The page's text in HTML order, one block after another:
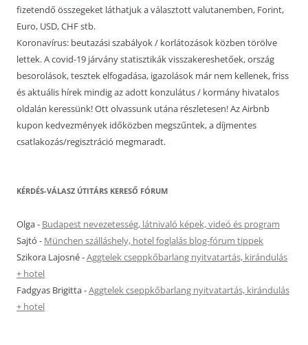
fizetendő összegeket láthatjuk a választott valutanemben, Forint,
Euro, USD, CHF stb.
Koronavírus: beutazási szabályok / korlátozások közben törölve
lettek. A covid-19 járvány statisztikák visszakereshetőek, ország
besorolások, tesztek elfogadása, igazolások már nem kellenek, friss
és aktuális hírek mindig az adott konzulátus / kormány hivatalos
oldalán keressünk! Ott olvassunk utána részletesen! Az Airbnb
kupon kedvezmények időközben megszűntek, a díjmentes
csatlakozás/regisztráció megmaradt.
KÉRDÉS-VÁLASZ ÚTITÁRS KERESŐ FÓRUM
Olga- Budapest nevezetesség, látnivaló képek, videó és program
Sajtó - München szálláshely, hotel foglalás blog-fórum tippek
Szikora Lajosné-Aggtelek cseppkőbarlang nyitvatartás, kirándulás
+ hotel
Fadgyas Brigitta-Aggtelek cseppkőbarlang nyitvatartás, kirándulás
+ hotel